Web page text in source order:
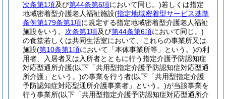
次条第1項及び第44条第6項において同じ。)若しくは指定
地域密着型介護老人福祉施設(指定地域密着型サービス基準
条例第179条第1項に規定する指定地域密着型介護老人福祉
施設をいう。 次条第1項及び第44条第6項において同じ。)
の食堂若しくは共同生活室において、これらの事業所又は
施設(第10条第1項において「本体事業所等」という。)の利
用者、入居者又は入所者とともに行う指定介護予防認知症
対応型通所介護(以下「共用型指定介護予防認知症対応型通
所介護」という。)の事業を行う者(以下「共用型指定介護
予防認知症対応型通所介護事業者」という。)が当該事業を
行う事業所(以下「共用型指定介護予防認知症対応型通所介